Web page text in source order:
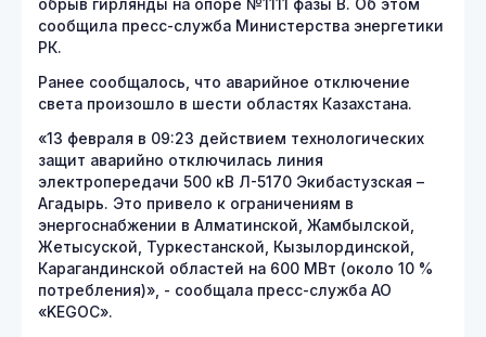
обрыв гирлянды на опоре №1111 фазы В. Об этом
сообщила пресс-служба Министерства энергетики
РК.
Ранее сообщалось, что аварийное отключение
света произошло в шести областях Казахстана.
«13 февраля в 09:23 действием технологических
защит аварийно отключилась линия
электропередачи 500 кВ Л-5170 Экибастузская –
Агадырь. Это привело к ограничениям в
энергоснабжении в Алматинской, Жамбылской,
Жетысуской, Туркестанской, Кызылординской,
Карагандинской областей на 600 МВт (около 10 %
потребления)», - сообщала пресс-служба АО
«KEGOC».